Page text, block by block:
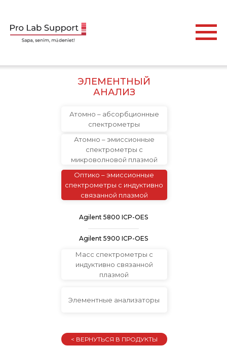
Agilent 5800 ICP-OES
Agilent 5900 ICP-OES
Атомно – абсорбционные
спектрометры
Атомно – эмиссионные
спектрометры с
микроволновой плазмой
Масс спектрометры с
индуктивно связанной
плазмой
Оптико – эмиссионные
спектрометры с индуктивно
связанной плазмой
ЭЛЕМЕНТНЫЙ
АНАЛИЗ
< ВЕРНУТЬСЯ В ПРОДУКТЫ
Элементные анализаторы